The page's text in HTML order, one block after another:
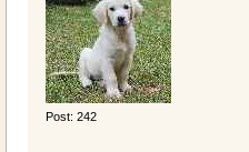
Post: 242